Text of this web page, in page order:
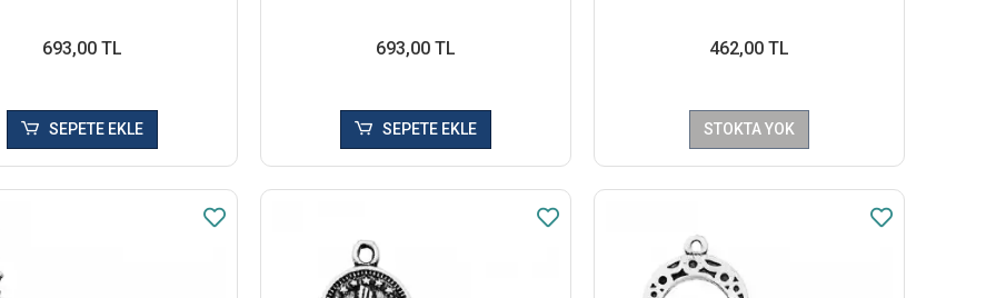
693,00 TL
SEPETE EKLE
693,00 TL
SEPETE EKLE
462,00 TL
STOKTA YOK